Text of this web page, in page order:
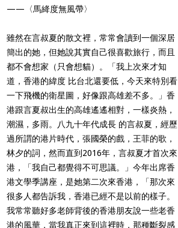
——〈馬絳度無風帶〉
雖然在言叔夏的散文裡，常常會讀到一個深居
簡出的她，但她說其實自己很喜歡旅行，而且
都不會想家（只會想貓）。「我上次來才知
道，香港的緯度 比台北還要低，今天來特別看
一下飛機的衛星圖，好像跟高雄差不多。」香
港跟言夏叔出生的高雄遙遙相對，一樣炎熱，
潮濕，多雨。八九十年代成長 的言叔夏，經歷
過所謂的港片時代，張國榮的戲，王菲的歌，
林夕的詞，然而直到2016年，言叔夏才首次來
港，「我自己都覺得不可思議。」今年出席香
港文學季講座，是她第二次來香港，「那次來
很多人都告訴我，香港已經不是以前的樣子。
我常常聽好多老師背後的香港朋友說一些老香
港的風華，當我真正來到這裡時，那種斷裂感